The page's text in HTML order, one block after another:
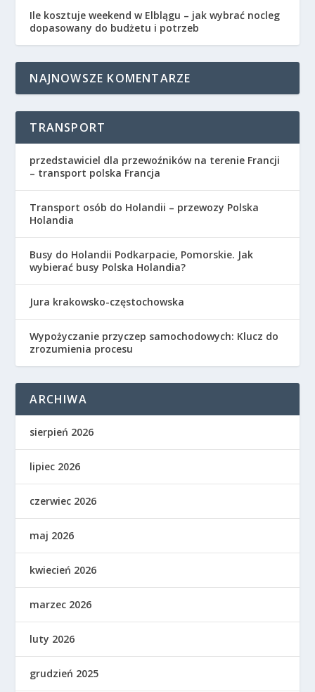
Ile kosztuje weekend w Elblągu – jak wybrać nocleg
dopasowany do budżetu i potrzeb
NAJNOWSZE KOMENTARZE
TRANSPORT
przedstawiciel dla przewoźników na terenie Francji
– transport polska Francja
Transport osób do Holandii – przewozy Polska
Holandia
Busy do Holandii Podkarpacie, Pomorskie. Jak
wybierać busy Polska Holandia?
Jura krakowsko-częstochowska
Wypożyczanie przyczep samochodowych: Klucz do
zrozumienia procesu
ARCHIWA
sierpień 2026
lipiec 2026
czerwiec 2026
maj 2026
kwiecień 2026
marzec 2026
luty 2026
grudzień 2025